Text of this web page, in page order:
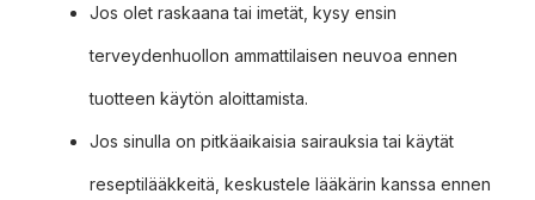
Jos olet raskaana tai imetät, kysy ensin
terveydenhuollon ammattilaisen neuvoa ennen
tuotteen käytön aloittamista.
Jos sinulla on pitkäaikaisia sairauksia tai käytät
reseptilääkkeitä, keskustele lääkärin kanssa ennen